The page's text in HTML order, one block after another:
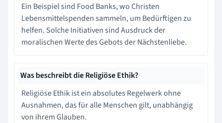
Ein Beispiel sind Food Banks, wo Christen
Lebensmittelspenden sammeln, um Bedürftigen zu
helfen. Solche Initiativen sind Ausdruck der
moralischen Werte des Gebots der Nächstenliebe.
Was beschreibt die Religiöse Ethik?
Religiöse Ethik ist ein absolutes Regelwerk ohne
Ausnahmen, das für alle Menschen gilt, unabhängig
von ihrem Glauben.